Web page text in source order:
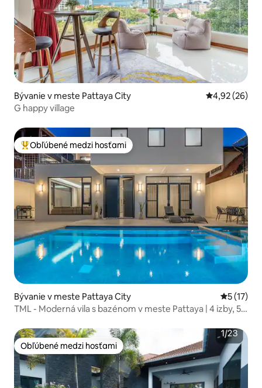
Bývanie v meste Pattaya City Priemerné
4,92 (26)
G happy village
Najobľúbenejšie medzi hosťami
Obľúbené medzi hosťami
Bývanie v meste Pattaya City
5 (17)
TML - Moderná vila s bazénom v meste Pattaya | 4 izby, 5
otvoreným ohňom, stolný mahjong | Pohodlné bývanie
Obľúbené medzi hosťami
Obľúbené medzi hosťami